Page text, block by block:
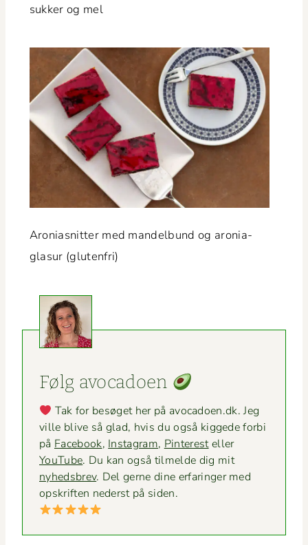
sukker og mel
Aro­ni­as­nit­ter med man­del­bund og aro­nia­
glasur (gluten­fri)
Følg avo­ca­doen
Tak for besøget her på avocadoen.dk. Jeg
ville blive så glad, hvis du også kiggede for­bi
på Face­book, Insta­gram, Pin­ter­esteller
YouTube. Du kan også tilmelde dig mit
nyheds­brev. Del gerne dine erfaringer med
opskriften ned­er­st på siden.